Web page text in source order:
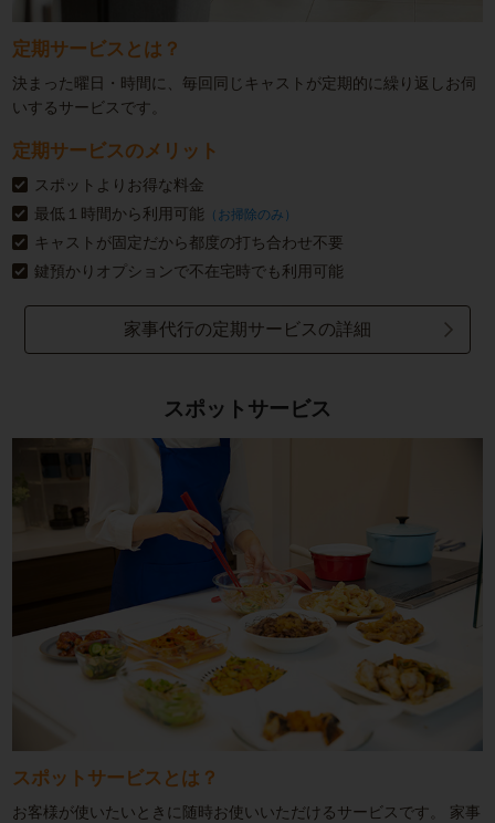
定期サービスとは？
決まった曜日・時間に、毎回同じキャストが定期的に繰り返しお伺
いするサービスです。
定期サービスのメリット
スポットよりお得な料金
最低１時間から利用可能 （お掃除のみ）
キャストが固定だから都度の打ち合わせ不要
鍵預かりオプションで不在宅時でも利用可能
家事代行の定期サービスの詳細
スポットサービス
スポットサービスとは？
お客様が使いたいときに随時お使いいただけるサービスです。
家事